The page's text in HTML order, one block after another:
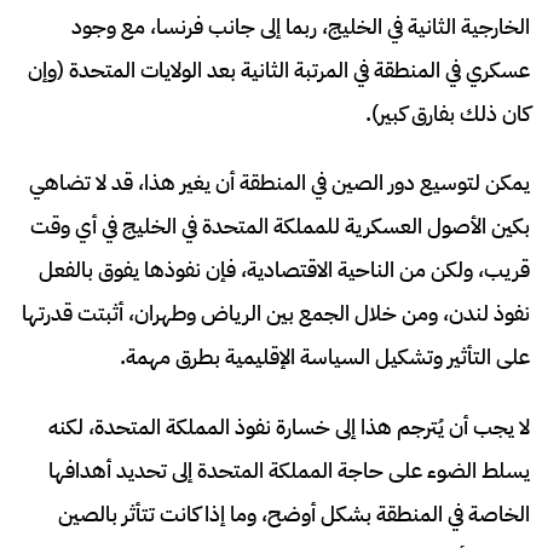
الخارجية الثانية في الخليج، ربما إلى جانب فرنسا، مع وجود
عسكري في المنطقة في المرتبة الثانية بعد الولايات المتحدة (وإن
كان ذلك بفارق كبير).
يمكن لتوسيع دور الصين في المنطقة أن يغير هذا، قد لا تضاهي
بكين الأصول العسكرية للمملكة المتحدة في الخليج في أي وقت
قريب، ولكن من الناحية الاقتصادية، فإن نفوذها يفوق بالفعل
نفوذ لندن، ومن خلال الجمع بين الرياض وطهران، أثبتت قدرتها
على التأثير وتشكيل السياسة الإقليمية بطرق مهمة.
لا يجب أن يُترجم هذا إلى خسارة نفوذ المملكة المتحدة، لكنه
يسلط الضوء على حاجة المملكة المتحدة إلى تحديد أهدافها
الخاصة في المنطقة بشكل أوضح، وما إذا كانت تتأثر بالصين